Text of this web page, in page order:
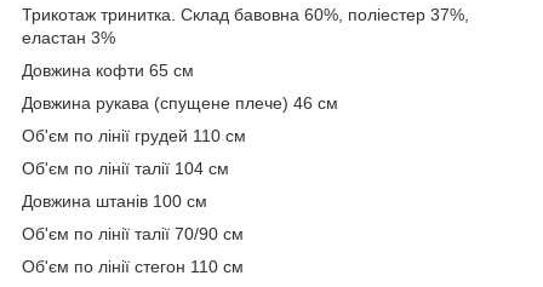
Трикотаж тринитка. Склад бавовна 60%, поліестер 37%,
еластан 3%
Довжина кофти 65 см
Довжина рукава (спущене плече) 46 см
Об'єм по лінії грудей 110 см
Об'єм по лінії талії 104 см
Довжина штанів 100 см
Об'єм по лінії талії 70/90 см
Об'єм по лінії стегон 110 см